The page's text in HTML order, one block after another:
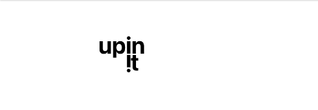
navigeerimisele
sisu